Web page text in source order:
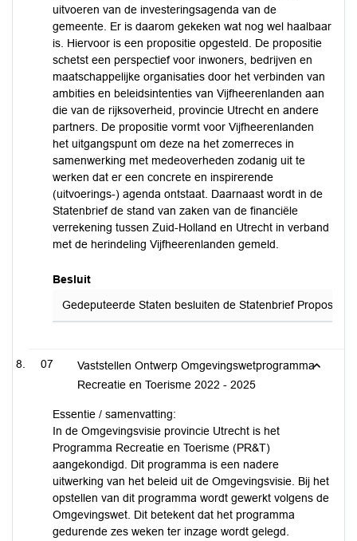
uitvoeren van de investeringsagenda van de
gemeente. Er is daarom gekeken wat nog wel haalbaar
is. Hiervoor is een propositie opgesteld. De propositie
schetst een perspectief voor inwoners, bedrijven en
maatschappelijke organisaties door het verbinden van
ambities en beleidsintenties van Vijfheerenlanden aan
die van de rijksoverheid, provincie Utrecht en andere
partners. De propositie vormt voor Vijfheerenlanden
het uitgangspunt om deze na het zomerreces in
samenwerking met medeoverheden zodanig uit te
werken dat er een concrete en inspirerende
(uitvoerings-) agenda ontstaat. Daarnaast wordt in de
Statenbrief de stand van zaken van de financiële
verrekening tussen Zuid-Holland en Utrecht in verband
met de herindeling Vijfheerenlanden gemeld.
Besluit
Gedeputeerde Staten besluiten de Statenbrief Propositie
07
Vaststellen Ontwerp Omgevingswetprogramma
Recreatie en Toerisme 2022 - 2025
Essentie / samenvatting:
In de Omgevingsvisie provincie Utrecht is het
Programma Recreatie en Toerisme (PR&T)
aangekondigd. Dit programma is een nadere
uitwerking van het beleid uit de Omgevingsvisie. Bij het
opstellen van dit programma wordt gewerkt volgens de
Omgevingswet. Dit betekent dat het programma
gedurende zes weken ter inzage wordt gelegd.